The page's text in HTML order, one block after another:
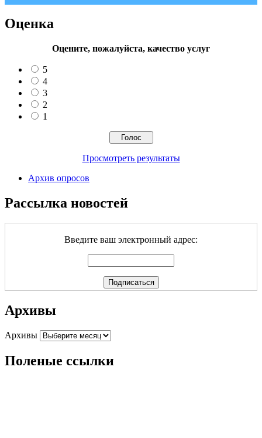
Оценка
Оцените, пожалуйста, качество услуг
5
4
3
2
1
Просмотреть результаты
Архив опросов
Рассылка новостей
Введите ваш электронный адрес:
Архивы
Архивы
Поленые ссылки